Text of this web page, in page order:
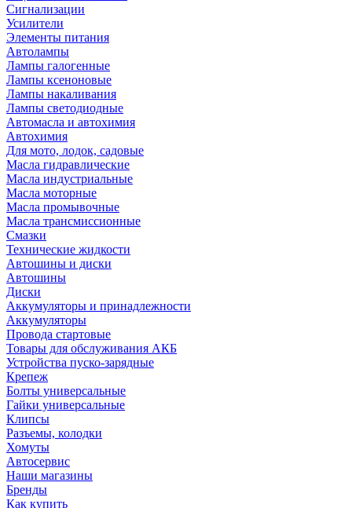
Сигнализации
Усилители
Элементы питания
Автолампы
Лампы галогенные
Лампы ксеноновые
Лампы накаливания
Лампы светодиодные
Автомасла и автохимия
Автохимия
Для мото, лодок, садовые
Масла гидравлические
Масла индустриальные
Масла моторные
Масла промывочные
Масла трансмиссионные
Смазки
Технические жидкости
Автошины и диски
Автошины
Диски
Аккумуляторы и принадлежности
Аккумуляторы
Провода стартовые
Товары для обслуживания АКБ
Устройства пуско-зарядные
Крепеж
Болты универсальные
Гайки универсальные
Клипсы
Разъемы, колодки
Хомуты
Автосервис
Наши магазины
Бренды
Как купить